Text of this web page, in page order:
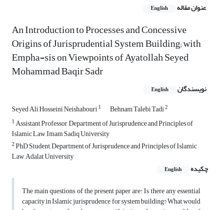
عنوان مقاله English
An Introduction to Processes and Concessive
Origins of Jurisprudential System Building; with
Empha-sis on Viewpoints of Ayatollah Seyed
Mohammad Baqir Sadr
نویسندگان English
Seyed Ali Hosseini Neishabouri1 Behnam Talebi Tadi2
1Assistant Professor, Department of Jurisprudence and Principles of
Islamic Law, Imam Sadiq University
2PhD Student, Department of Jurisprudence and Principles of Islamic
Law, Adalat University
چکیده
English
The main questions of the present paper are: Is there any essential
capacity in Islamic jurisprudence for system building? What would